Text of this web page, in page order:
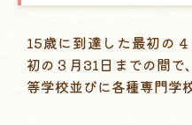
15歳に到達した最初の
初の３月31日までの間
等学校並びに各種専門学